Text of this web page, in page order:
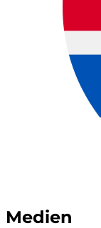
Medien